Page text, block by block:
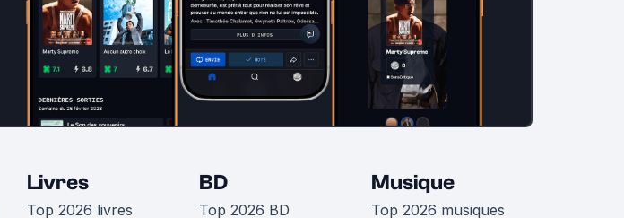
Livres
Top 2026 livres
BD
Top 2026 BD
Musique
Top 2026 musiques